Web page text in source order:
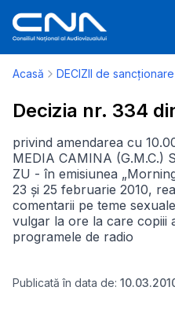
Acasă DECIZII de sancționare
Decizia nr. 334
privind amendarea cu
MEDIA CAMINA (G.M.C.)
ZU - în emisiunea
23 și 25 februarie 2010,
comentarii pe teme
vulgar la ore la care copiii
programele de radio
Publicată în data de: